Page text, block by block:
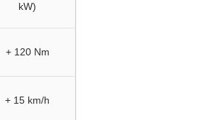
kW)
+ 120 Nm
+ 15 km/h